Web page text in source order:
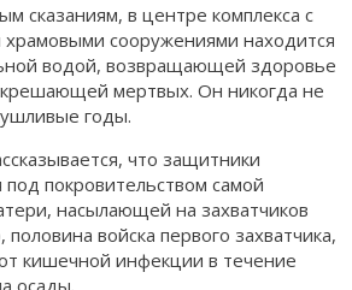
сказаниям, в центре комплекса с
сооружениями находится
водой, возвращающей здоровье
мертвых. Он никогда не
годы.
что защитники
покровительством самой
насылающей на захватчиков
войска первого захватчика,
кишечной инфекции в течение
осады.